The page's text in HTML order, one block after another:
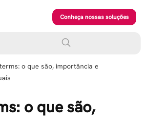
Conheça nossas soluções
o que são, importância e
o que são,